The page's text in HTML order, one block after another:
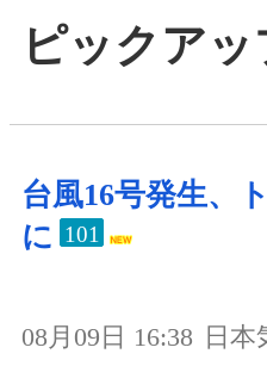
ピックアッ
台風16号発生、
に 101
08月09日 16:38 日本